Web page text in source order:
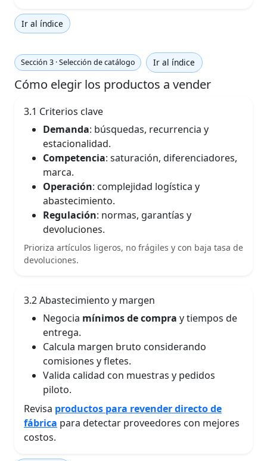
Ir al índice
Sección 3 · Selección de catálogo Ir al índice
Cómo elegir los productos a vender
3.1 Criterios clave
Demanda: búsquedas, recurrencia y
estacionalidad.
Competencia: saturación, diferenciadores,
marca.
Operación: complejidad logística y
abastecimiento.
Regulación: normas, garantías y
devoluciones.
Prioriza artículos ligeros, no frágiles y con baja tasa de
devoluciones.
3.2 Abastecimiento y margen
Negocia mínimos de compra y tiempos de
entrega.
Calcula margen bruto considerando
comisiones y fletes.
Valida calidad con muestras y pedidos
piloto.
Revisa productos para revender directo de
fábrica para detectar proveedores con mejores
costos.